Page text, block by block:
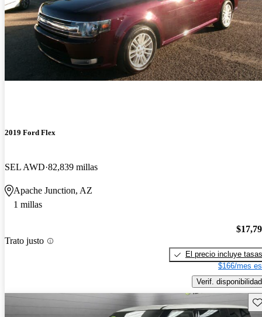
2019 Ford Flex
SEL AWD 82,839 millas
Apache Junction, AZ
1 millas
Trato justo
El precio incluye tasas
$166/mes
Verif. disponibilidad